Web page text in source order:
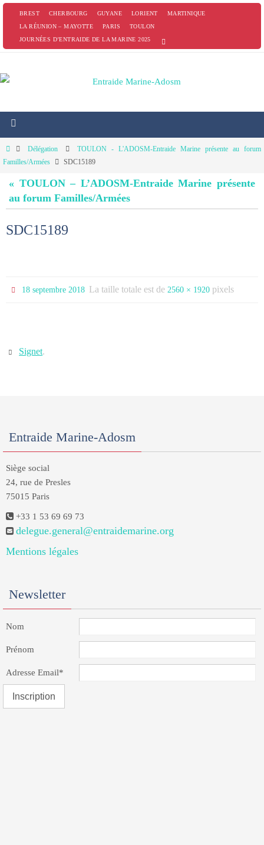
PasserBREST CHERBOURG GUYANE LORIENT
MARTINIQUE
LA RÉUNION – MAYOTTE
PARIS
TOULON
JOURNÉES D’ENTRAIDE DE LA MARINE 2025
HomeDélégation
TOULON - L'ADOSM-Entraide Marine présente au forum
Familles/Armées
SDC15189
« TOULON – L’ADOSM-Entraide Marine présente
au forum Familles/Armées
SDC15189
18 septembre 2018 La taille totale est de 2560 × 1920 pixels
Signet.
Entraide Marine-Adosm
Siège social
24, rue de Presles
75015 Paris
+33 1 53 69 69 73
delegue.general@entraidemarine.org
Mentions légales
Newsletter
Nom
Prénom
Adresse Email*